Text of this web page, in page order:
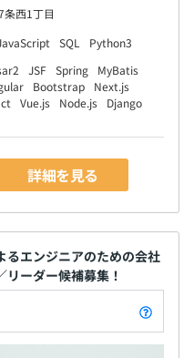
条西1丁目
SQL
Python3
JSF Spring
MyBatis
Bootstrap
Next.js
Vue.js Node.js
Django
詳細を見る
るエンジニアのための会社
ーダー候補募集！